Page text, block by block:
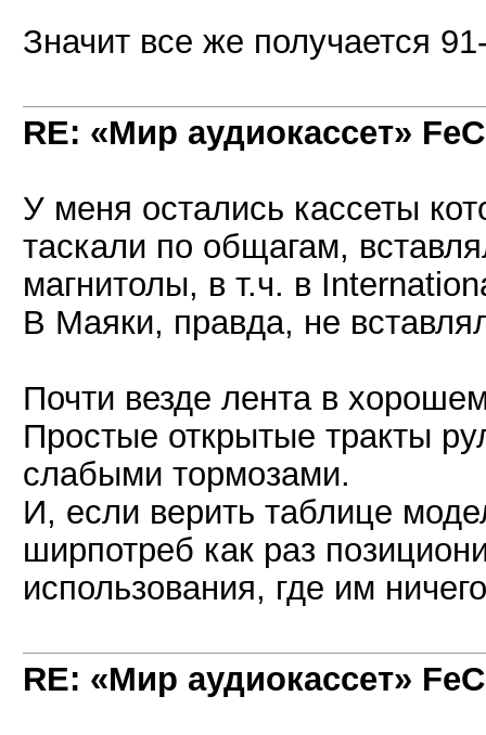
Значит все же получается
RE: «Мир аудиокассет»
У меня остались кассеты
таскали по общагам,
магнитолы, в т.ч. в
В Маяки, правда, не
Почти везде лента в
Простые открытые тракты
слабыми тормозами.
И, если верить таблице
ширпотреб как раз
использования, где им
RE: «Мир аудиокассет»